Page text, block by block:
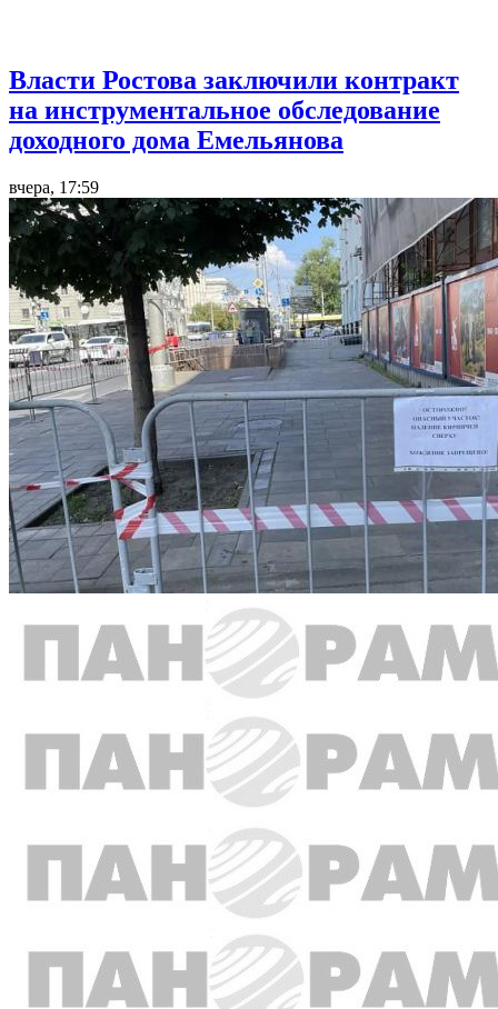
Власти Ростова заключили контракт
на инструментальное обследование
доходного дома Емельянова
вчера, 17:59